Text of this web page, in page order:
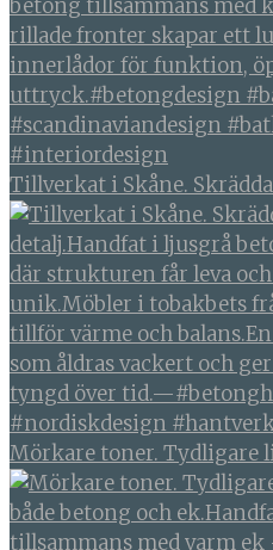
Tillverkat i Skåne.
Mörkare toner. Tydligare